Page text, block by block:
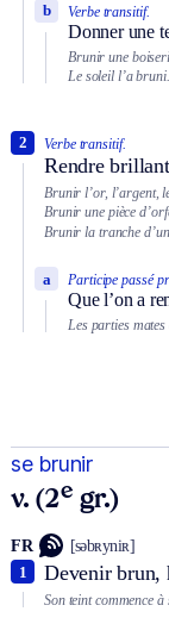
Verbe transitif.
Donner une
b
Brunir une
Le soleil l’a bruni.
Verbe transitif.
Rendre
2
Brunir l’or, l’argent,
Brunir une pièce
Brunir la tranche
Participe passé
Que l’on a
a
Les parties
se brunir
v. (2e gr.)
FR [səbʀyniʀ]
Devenir brun,
1
Son teint commence